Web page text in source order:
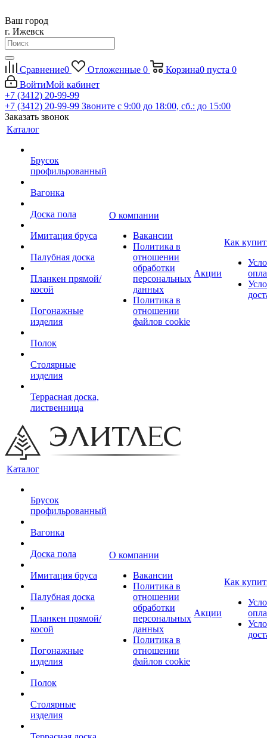
Ваш город
г. Ижевск
Сравнение0 Отложенные 0 Корзина0 пуста 0
ВойтиМой кабинет
+7 (3412) 20-99-99
+7 (3412) 20-99-99 Звоните с 9:00 до 18:00, сб.: до 15:00
Заказать звонок
Каталог
Брусок
профильрованный
Вагонка
Доска пола
Имитация бруса
Палубная доска
Планкен прямой/
косой
Погонажные
изделия
Полок
Столярные
изделия
Террасная доска,
лиственница
О компании
Вакансии
Политика в
отношении
обработки
персональных
данных
Политика в
отношении
файлов cookie
Акции
Как
Каталог
Брусок
профильрованный
Вагонка
Доска пола
Имитация бруса
Палубная доска
Планкен прямой/
косой
Погонажные
изделия
Полок
Столярные
изделия
О компании
Вакансии
Политика в
отношении
обработки
персональных
данных
Политика в
отношении
файлов cookie
Акции
Как